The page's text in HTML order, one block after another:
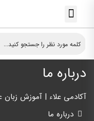
درباره ما
آکادمی علاء | آموزش
درباره ما